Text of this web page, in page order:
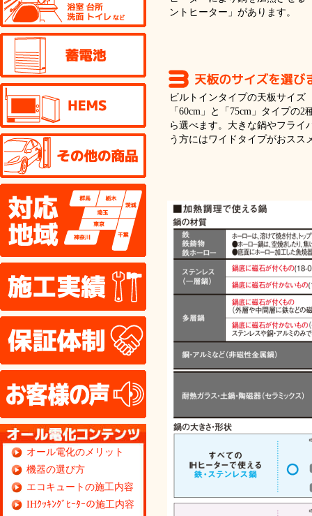
ントヒーター」があります。
ビルトインタイプの天板サイズ
「60cm」と「75cm」タイプの2
ら選べます。大きな鍋やフライ
う方にはワイドタイプがおスス
HEMS
その他の商品
施工実績
保証体制
お客様の声
オール電化のメリット
機器の選び方
エコキュートの施工内容
IHｸｯｷﾝｸﾞﾋｰﾀｰの施工内容